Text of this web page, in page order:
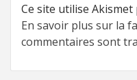
Ce site utilise
En savoir plus sur la
commentaires sont